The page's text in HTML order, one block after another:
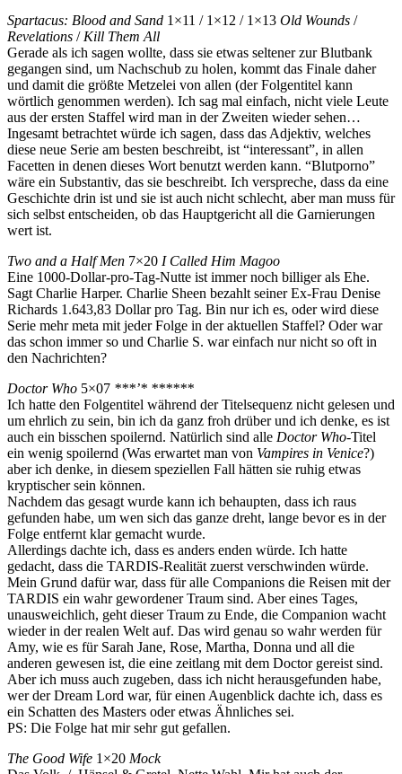
Spartacus: Blood and Sand 1×11 / 1×12 / 1×13 Old Wounds /
Revelations / Kill Them All
Gerade als ich sagen wollte, dass sie etwas seltener zur Blutbank
gegangen sind, um Nachschub zu holen, kommt das Finale daher
und damit die größte Metzelei von allen (der Folgentitel kann
wörtlich genommen werden). Ich sag mal einfach, nicht viele Leute
aus der ersten Staffel wird man in der Zweiten wieder sehen…
Ingesamt betrachtet würde ich sagen, dass das Adjektiv, welches
diese neue Serie am besten beschreibt, ist “interessant”, in allen
Facetten in denen dieses Wort benutzt werden kann. “Blutporno”
wäre ein Substantiv, das sie beschreibt. Ich verspreche, dass da eine
Geschichte drin ist und sie ist auch nicht schlecht, aber man muss für
sich selbst entscheiden, ob das Hauptgericht all die Garnierungen
wert ist.
Two and a Half Men 7×20 I Called Him Magoo
Eine 1000-Dollar-pro-Tag-Nutte ist immer noch billiger als Ehe.
Sagt Charlie Harper. Charlie Sheen bezahlt seiner Ex-Frau Denise
Richards 1.643,83 Dollar pro Tag. Bin nur ich es, oder wird diese
Serie mehr meta mit jeder Folge in der aktuellen Staffel? Oder war
das schon immer so und Charlie S. war einfach nur nicht so oft in
den Nachrichten?
Doctor Who 5×07 ***’* ******
Ich hatte den Folgentitel während der Titelsequenz nicht gelesen und
um ehrlich zu sein, bin ich da ganz froh drüber und ich denke, es ist
auch ein bisschen spoilernd. Natürlich sind alle Doctor Who-Titel
ein wenig spoilernd (Was erwartet man von Vampires in Venice?)
aber ich denke, in diesem speziellen Fall hätten sie ruhig etwas
kryptischer sein können.
Nachdem das gesagt wurde kann ich behaupten, dass ich raus
gefunden habe, um wen sich das ganze dreht, lange bevor es in der
Folge entfernt klar gemacht wurde.
Allerdings dachte ich, dass es anders enden würde. Ich hatte
gedacht, dass die TARDIS-Realität zuerst verschwinden würde.
Mein Grund dafür war, dass für alle Companions die Reisen mit der
TARDIS ein wahr gewordener Traum sind. Aber eines Tages,
unausweichlich, geht dieser Traum zu Ende, die Companion wacht
wieder in der realen Welt auf. Das wird genau so wahr werden für
Amy, wie es für Sarah Jane, Rose, Martha, Donna und all die
anderen gewesen ist, die eine zeitlang mit dem Doctor gereist sind.
Aber ich muss auch zugeben, dass ich nicht herausgefunden habe,
wer der Dream Lord war, für einen Augenblick dachte ich, dass es
ein Schatten des Masters oder etwas Ähnliches sei.
PS: Die Folge hat mir sehr gut gefallen.
The Good Wife 1×20 Mock